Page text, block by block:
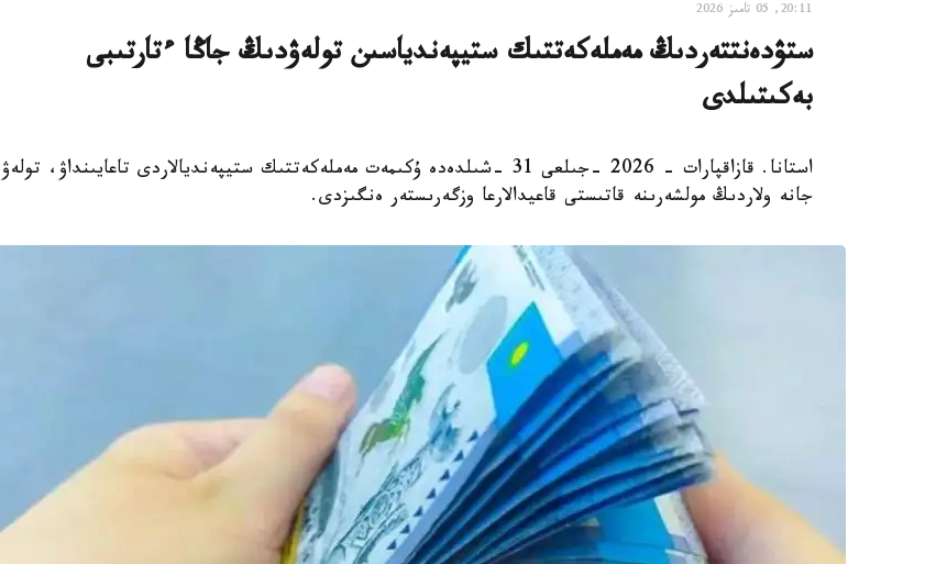
20:11, 05 تامىز 2026
ستۋدەنتتەردىڭ مەملەكەتتىك ستيپەندياسىن تولەۋدىڭ جاڭا ءتارتىبى
بەكىتىلدى
استانا. قازاقپارات - 2026 -جىلعى 31 -شىلدەدە ۇكىمەت مەملەكەتتىك ستيپەنديالاردى تاعايىنداۋ، تولەۋ
جانە ولاردىڭ مولشەرىنە قاتىستى قاعيدالارعا وزگەرىستەر ەنگىزدى.